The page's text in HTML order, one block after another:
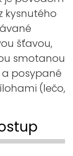
kysnutého
šťavou,
smotanou
posypané
(lečo,